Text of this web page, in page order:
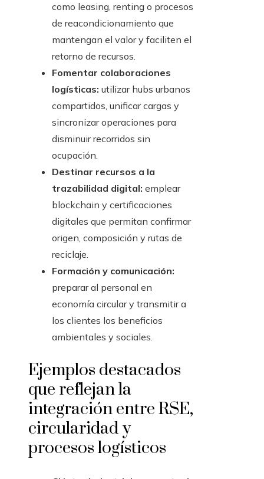
como leasing, renting o procesos
de reacondicionamiento que
mantengan el valor y faciliten el
retorno de recursos.
Fomentar colaboraciones
logísticas: utilizar hubs urbanos
compartidos, unificar cargas y
sincronizar operaciones para
disminuir recorridos sin
ocupación.
Destinar recursos a la
trazabilidad digital: emplear
blockchain y certificaciones
digitales que permitan confirmar
origen, composición y rutas de
reciclaje.
Formación y comunicación:
preparar al personal en
economía circular y transmitir a
los clientes los beneficios
ambientales y sociales.
Ejemplos destacados
que reflejan la
integración entre RSE,
circularidad y
procesos logísticos